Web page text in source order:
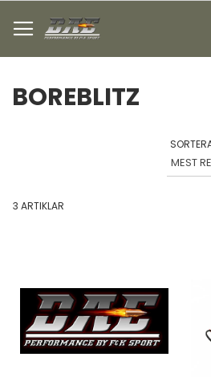
TILL
INNEHÅLLET
BOREBLITZ
3 ARTIKLAR